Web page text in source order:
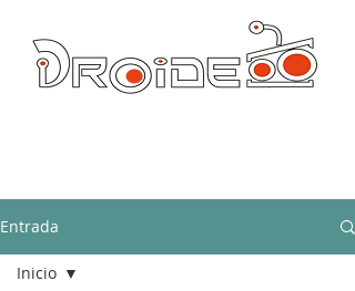
Entrada
Inicio